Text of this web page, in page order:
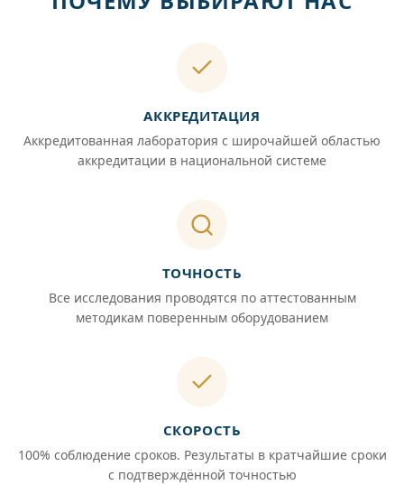
АККРЕДИТАЦИЯ
Аккредитованная лаборатория с широчайшей областью
аккредитации в национальной системе
ТОЧНОСТЬ
Все исследования проводятся по аттестованным
методикам поверенным оборудованием
СКОРОСТЬ
100% соблюдение сроков. Результаты в кратчайшие сроки
с подтверждённой точностью